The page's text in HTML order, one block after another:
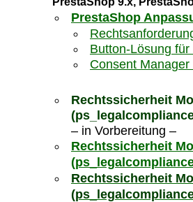
PrestaShop
Button-Lösung
Consent
Rechtssicherheit
– in Vorbereitung –
Rechtssicherheit
Rechtssicherheit